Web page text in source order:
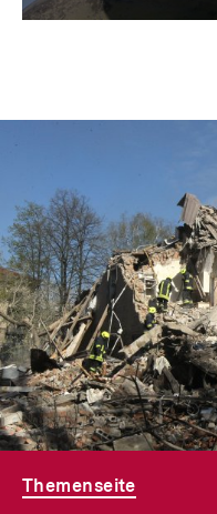
Themenseite